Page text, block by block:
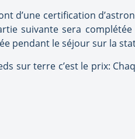
d’une certification
suivante sera
pendant le séjour sur la
sur terre c’est le prix: